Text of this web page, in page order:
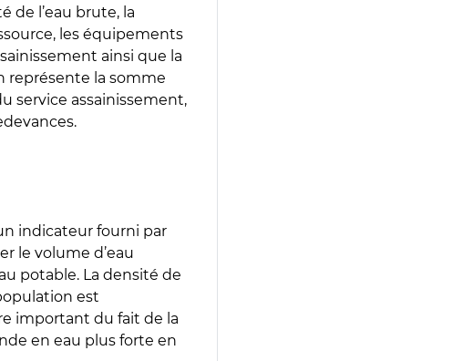
de l’eau brute, la
les équipements
ainsi que la
représente la somme
service assainissement,
indicateur fourni par
le volume d’eau
potable. La densité de
est
important du fait de la
en eau plus forte en